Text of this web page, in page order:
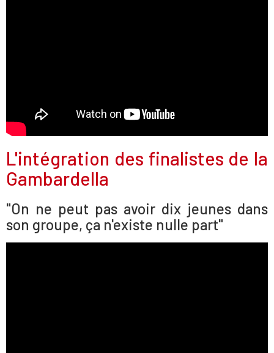
L'intégration des finalistes de la
Gambardella
"On ne peut pas avoir dix jeunes dans
son groupe, ça n'existe nulle part"